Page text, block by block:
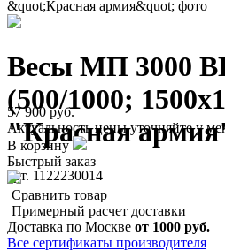
Весы МП 3000
(500/1000;
"Красная
арт. 1122230014
57 900 руб.
Актуальность цены уточняйте у
В корзину
Быстрый заказ
Сравнить товар
Примерный расчет доставки
Доставка по Москве от 1000 руб.
Все сертификаты производителя